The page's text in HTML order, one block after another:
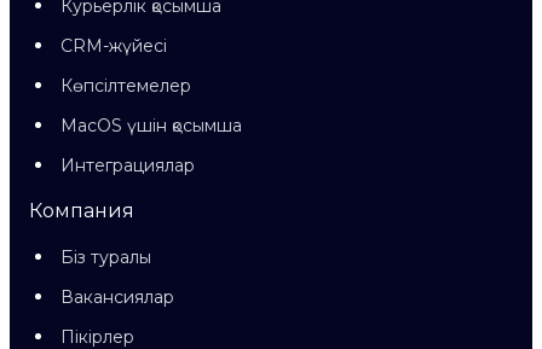
Курьерлік қосымша
CRM-жүйесі
Көпсілтемелер
MacOS үшін қосымша
Интеграциялар
Компания
Біз туралы
Вакансиялар
Пікірлер